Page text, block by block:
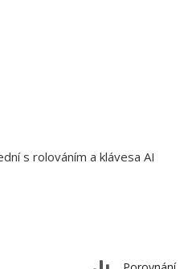
s rolováním a klávesa AI